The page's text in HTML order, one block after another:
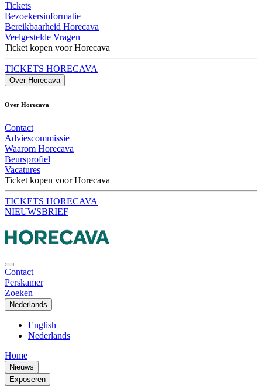
Tickets
Bezoekersinformatie
Bereikbaarheid Horecava
Veelgestelde Vragen
Ticket kopen voor Horecava
TICKETS HORECAVA
Over Horecava
Over Horecava
Contact
Adviescommissie
Waarom Horecava
Beursprofiel
Vacatures
Ticket kopen voor Horecava
TICKETS HORECAVA
NIEUWSBRIEF
Contact
Perskamer
Zoeken
Nederlands
English
Nederlands
Home
Nieuws
Exposeren